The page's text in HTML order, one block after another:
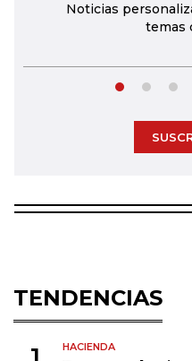
Noticias
temas
TENDENCIAS
HACIENDA